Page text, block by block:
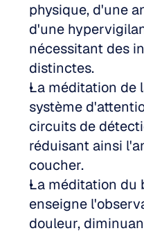
physique, d'une
d'une
nécessitant des
distinctes.
La méditation de
système
circuits de
réduisant ainsi
coucher.
La méditation du
enseigne
douleur,